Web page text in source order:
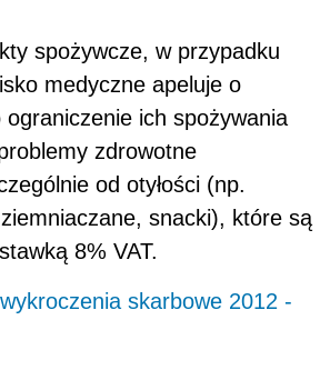
spożywcze, w przypadku
medyczne apeluje o
ograniczenie ich spożywania
zdrowotne
od otyłości (np.
snacki), które są
8% VAT.
skarbowe 2012 -